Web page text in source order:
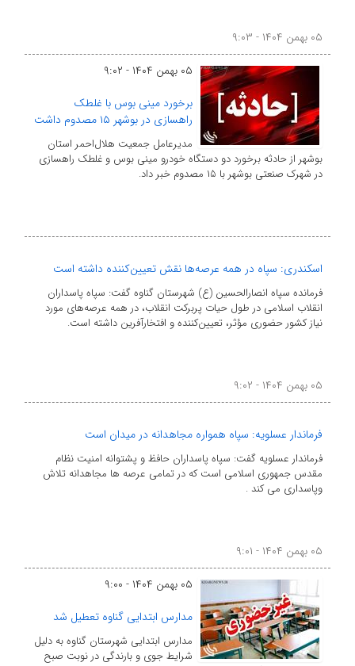
۰۵ بهمن ۱۴۰۴ - ۹:۰۳
۰۵ بهمن ۱۴۰۴ - ۹:۰۲
برخورد مینی بوس با غلطک
راهسازی در بوشهر ۱۵ مصدوم داشت
مدیرعامل جمعیت هلال‌احمر استان
بوشهر از حادثه برخورد دو دستگاه خودرو مینی بوس و غلطک راهسازی
در شهرک صنعتی بوشهر با ۱۵ مصدوم خبر داد.
اسکندری: سپاه در همه عرصه‌ها نقش تعیین‌کننده داشته است
فرمانده سپاه انصارالحسین (ع) شهرستان گناوه گفت: سپاه پاسداران
انقلاب اسلامی در طول حیات پربرکت انقلاب، در همه عرصه‌های مورد
نیاز کشور حضوری مؤثر، تعیین‌کننده و افتخارآفرین داشته است.
۰۵ بهمن ۱۴۰۴ - ۹:۰۲
فرماندار عسلویه: سپاه همواره مجاهدانه در میدان است
فرماندار عسلویه گفت: سپاه پاسداران حافظ و پشتوانه امنیت نظام
مقدس جمهوری اسلامی است که در تمامی عرصه ها مجاهدانه تلاش
وپاسداری می کند .
۰۵ بهمن ۱۴۰۴ - ۹:۰۱
۰۵ بهمن ۱۴۰۴ - ۹:۰۰
مدارس ابتدایی گناوه تعطیل شد
مدارس ابتدایی شهرستان گناوه به دلیل
شرایط جوی و بارندگی در نوبت صبح